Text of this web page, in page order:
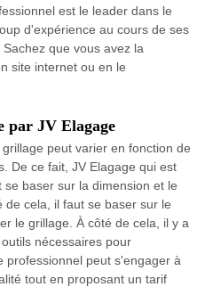
est le leader dans le
d'expérience au cours de ses
que vous avez la
site internet ou en le
par JV Elagage
peut varier en fonction de
De ce fait, JV Elagage qui est
baser sur la dimension et le
cela, il faut se baser sur le
le grillage. À côté de cela, il y a
nécessaires pour
professionnel peut s'engager à
tout en proposant un tarif